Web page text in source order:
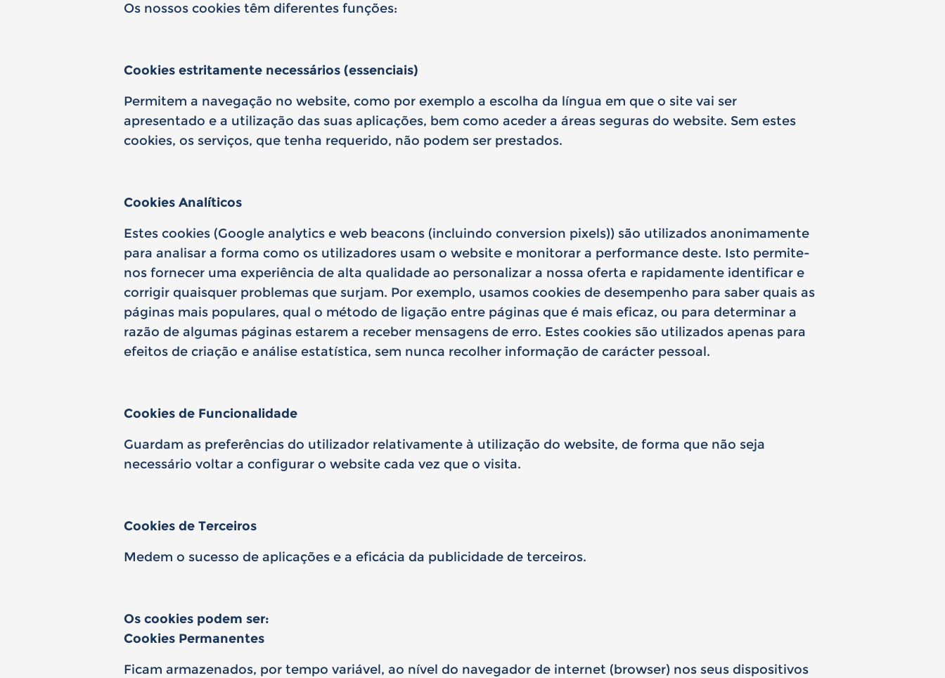
Os nossos cookies têm diferentes funções:
Cookies estritamente necessários (essenciais)
Permitem a navegação no website, como por exemplo a escolha da língua em que o site vai ser
apresentado e a utilização das suas aplicações, bem como aceder a áreas seguras do website. Sem estes
cookies, os serviços, que tenha requerido, não podem ser prestados.
Cookies Analíticos
Estes cookies (Google analytics e web beacons (incluindo conversion pixels)) são utilizados anonimamente
para analisar a forma como os utilizadores usam o website e monitorar a performance deste. Isto permite-
nos fornecer uma experiência de alta qualidade ao personalizar a nossa oferta e rapidamente identificar e
corrigir quaisquer problemas que surjam. Por exemplo, usamos cookies de desempenho para saber quais as
páginas mais populares, qual o método de ligação entre páginas que é mais eficaz, ou para determinar a
razão de algumas páginas estarem a receber mensagens de erro. Estes cookies são utilizados apenas para
efeitos de criação e análise estatística, sem nunca recolher informação de carácter pessoal.
Cookies de Funcionalidade
Guardam as preferências do utilizador relativamente à utilização do website, de forma que não seja
necessário voltar a configurar o website cada vez que o visita.
Cookies de Terceiros
Medem o sucesso de aplicações e a eficácia da publicidade de terceiros.
Os cookies podem ser:
Cookies Permanentes
Ficam armazenados, por tempo variável, ao nível do navegador de internet (browser) nos seus dispositivos